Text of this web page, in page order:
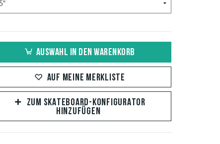
AUSWAHL IN DEN WARENKORB
AUF MEINE MERKLISTE
ZUM SKATEBOARD-KONFIGURATOR
HINZUFÜGEN